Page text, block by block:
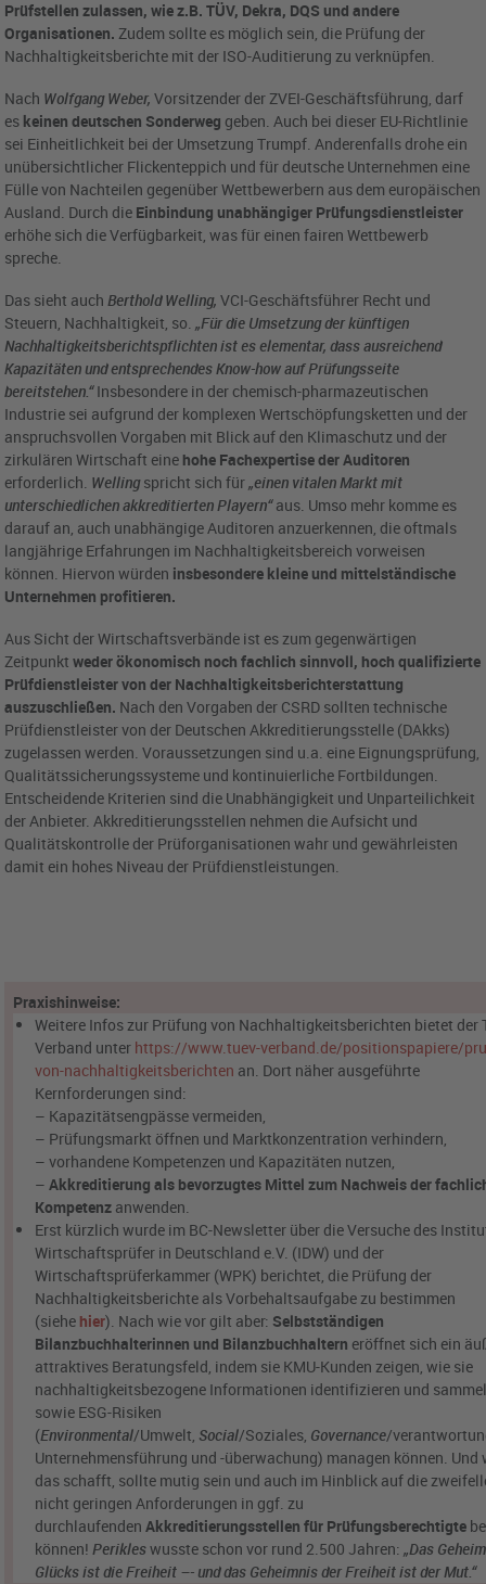
Prüfstellen zulassen, wie z.B. TÜV, Dekra, DQS und andere
Organisationen. Zudem sollte es möglich sein, die Prüfung der
Nachhaltigkeitsberichte mit der ISO-Auditierung zu verknüpfen.
Nach Wolfgang Weber, Vorsitzender der ZVEI-Geschäftsführung, darf
es keinen deutschen Sonderweg geben. Auch bei dieser EU-Richtlinie
sei Einheitlichkeit bei der Umsetzung Trumpf. Anderenfalls drohe ein
unübersichtlicher Flickenteppich und für deutsche Unternehmen eine
Fülle von Nachteilen gegenüber Wettbewerbern aus dem europäischen
Ausland. Durch die Einbindung unabhängiger Prüfungsdienstleister
erhöhe sich die Verfügbarkeit, was für einen fairen Wettbewerb
spreche.
Das sieht auchBerthold Welling, VCI-Geschäftsführer Recht und
Steuern, Nachhaltigkeit, so.„Für die Umsetzung der künftigen
Nachhaltigkeitsberichtspflichten ist es elementar, dass ausreichend
Kapazitäten und entsprechendes Know-how auf Prüfungsseite
bereitstehen.“Insbesondere in der chemisch-pharmazeutischen
Industrie sei aufgrund der komplexen Wertschöpfungsketten und der
anspruchsvollen Vorgaben mit Blick auf den Klimaschutz und der
zirkulären Wirtschaft eine hohe Fachexpertise der Auditoren
erforderlich. Wellingspricht sich für„einen vitalen Markt mit
unterschiedlichen akkreditierten Playern“aus. Umso mehr komme es
darauf an, auch unabhängige Auditoren anzuerkennen, die oftmals
langjährige Erfahrungen im Nachhaltigkeitsbereich vorweisen
können. Hiervon würden insbesondere kleine und mittelständische
Unternehmen profitieren.
Aus Sicht der Wirtschaftsverbände ist es zum gegenwärtigen
Zeitpunktweder ökonomisch noch fachlich sinnvoll, hoch qualifizierte
Prüfdienstleister von der Nachhaltigkeitsberichterstattung
auszuschließen. Nach den Vorgaben der CSRD sollten technische
Prüfdienstleister von der Deutschen Akkreditierungsstelle (DAkks)
zugelassen werden. Voraussetzungen sind u.a. eine Eignungsprüfung,
Qualitätssicherungssysteme und kontinuierliche Fortbildungen.
Entscheidende Kriterien sind die Unabhängigkeit und Unparteilichkeit
der Anbieter. Akkreditierungsstellen nehmen die Aufsicht und
Qualitätskontrolle der Prüforganisationen wahr und gewährleisten
damit ein hohes Niveau der Prüfdienstleistungen.
Praxishinweise:
Weitere Infos zur Prüfung von Nachhaltigkeitsberichten bietet der
Verband unter https://www.tuev-verband.de/positionspapiere/
von-nachhaltigkeitsberichten an. Dort näher ausgeführte
Kernforderungen sind:
– Kapazitätsengpässe vermeiden,
– Prüfungsmarkt öffnen und Marktkonzentration verhindern,
– vorhandene Kompetenzen und Kapazitäten nutzen,
–Akkreditierung als bevorzugtes Mittel zum Nachweis der
Kompetenz anwenden.
Erst kürzlich wurde im BC-Newsletter über die Versuche des
Wirtschaftsprüfer in Deutschland e.V. (IDW) und der
Wirtschaftsprüferkammer (WPK) berichtet, die Prüfung der
Nachhaltigkeitsberichte als Vorbehaltsaufgabe zu bestimmen
(siehe hier). Nach wie vor gilt aber: Selbstständigen
Bilanzbuchhalterinnen und Bilanzbuchhaltern eröffnet sich ein
attraktives Beratungsfeld, indem sie KMU-Kunden zeigen, wie sie
nachhaltigkeitsbezogene Informationen identifizieren und
sowie ESG-Risiken
(Environmental/Umwelt, Social/Soziales, Governance/
Unternehmensführung und -überwachung) managen können. Und
das schafft, sollte mutig sein und auch im Hinblick auf die
nicht geringen Anforderungen in ggf. zu
durchlaufendenAkkreditierungsstellen für Prüfungsberechtigte
können!Perikleswusste schon vor rund 2.500 Jahren:„Das
Glücks ist die Freiheit –- und das Geheimnis der Freiheit ist der Mut.“